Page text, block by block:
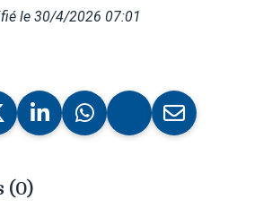
le 30/4/2026 07:01
(0)